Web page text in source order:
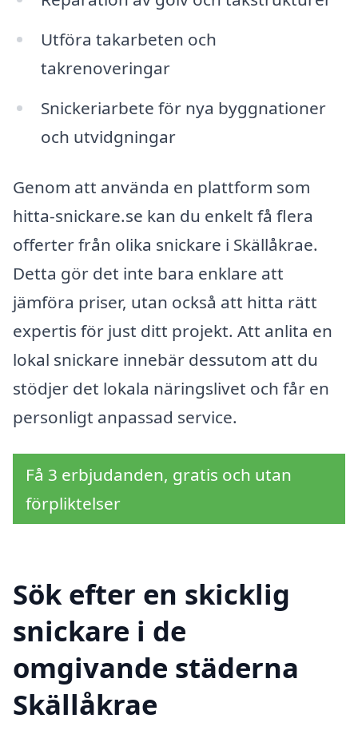
Utföra takarbeten och
takrenoveringar
Snickeriarbete för nya byggnationer
och utvidgningar
Genom att använda en plattform som
hitta-snickare.se kan du enkelt få flera
offerter från olika snickare i Skällåkrae.
Detta gör det inte bara enklare att
jämföra priser, utan också att hitta rätt
expertis för just ditt projekt. Att anlita en
lokal snickare innebär dessutom att du
stödjer det lokala näringslivet och får en
personligt anpassad service.
Få 3 erbjudanden, gratis och utan
förpliktelser
Sök efter en skicklig
snickare i de
omgivande städerna
Skällåkrae